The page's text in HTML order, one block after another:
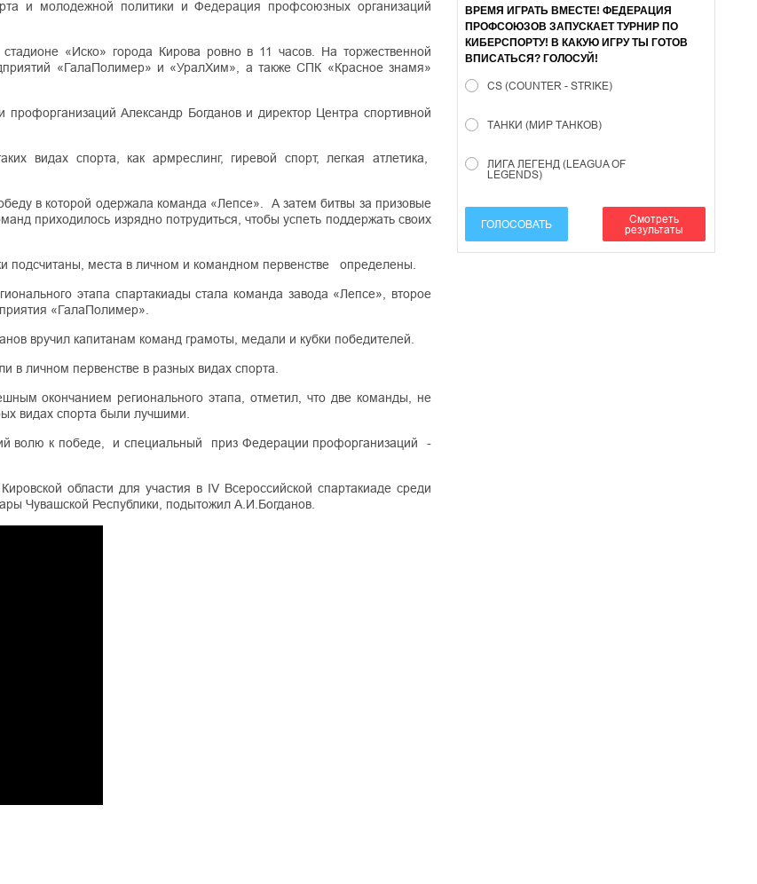
и молодежной политики и Федерация профсоюзных организаций
«Иско» города Кирова ровно в 11 часов. На торжественной
«ГалаПолимер» и «УралХим», а также СПК «Красное знамя»
профорганизаций Александр Богданов и директор Центра спортивной
видах спорта, как армреслинг, гиревой спорт, легкая атлетика,
в которой одержала команда «Лепсе». А затем битвы за призовые
приходилось изрядно потрудиться, чтобы успеть поддержать своих
подсчитаны, места в личном и командном первенстве определены.
этапа спартакиады стала команда завода «Лепсе», второе
«ГалаПолимер».
вручил капитанам команд грамоты, медали и кубки победителей.
в личном первенстве в разных видах спорта.
окончанием регионального этапа, отметил, что две команды, не
видах спорта были лучшими.
волю к победе, и специальный приз Федерации профорганизаций -
области для участия в IV Всероссийской спартакиаде среди
Чувашской Республики, подытожил А.И.Богданов.
ВРЕМЯ ИГРАТЬ ВМЕСТЕ! ФЕДЕРАЦИЯ
ПРОФСОЮЗОВ ЗАПУСКАЕТ ТУРНИР ПО
КИБЕРСПОРТУ! В КАКУЮ ИГРУ ТЫ ГОТОВ
ВПИСАТЬСЯ? ГОЛОСУЙ!
CS (COUNTER - STRIKE)
ТАНКИ (МИР ТАНКОВ)
ЛИГА ЛЕГЕНД (LEAGUA OF
LEGENDS)
ГОЛОСОВАТЬ
Смотреть
результаты